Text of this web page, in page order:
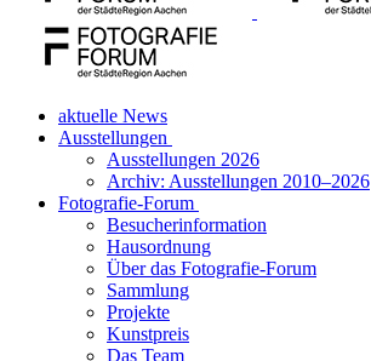
aktuelle News
Ausstellungen
Ausstellungen 2026
Archiv: Ausstellungen 2010–2026
Fotografie-Forum
Besucherinformation
Hausordnung
Über das Fotografie-Forum
Sammlung
Projekte
Kunstpreis
Das Team